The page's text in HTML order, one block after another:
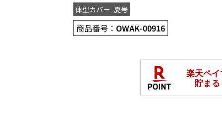
体型カバー 夏号
商品番号： OWAK-00916